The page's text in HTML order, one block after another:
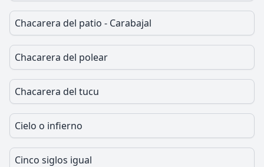
Chacarera del patio - Carabajal
Chacarera del polear
Chacarera del tucu
Cielo o infierno
Cinco siglos igual